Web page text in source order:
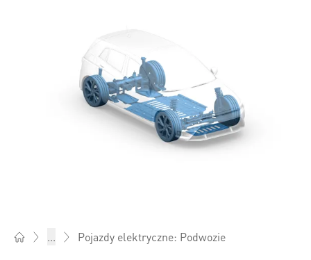
... Pojazdy elektryczne: Podwozie